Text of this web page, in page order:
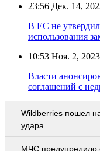
23:56 Дек. 14,
В ЕС не
использования
10:53 Ноя. 2, 2023
Власти
соглашений с
Wildberries пошел
удара
МЧС